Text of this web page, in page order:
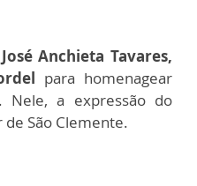
Anchieta Tavares,
para homenagear
Nele, a expressão do
São Clemente.